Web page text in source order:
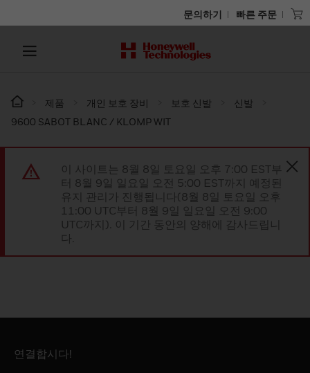
문의하기 빠른 주문
제품 개인 보호 장비 보호 신발
신발
9600 SABOT BLANC / KLOMP WIT
이 사이트는 8월 8일 토요일 오후 7:00 EST부
터 8월 9일 일요일 오전 5:00 EST까지 예정된
유지 관리가 진행됩니다(8월 8일 토요일 오후
11:00 UTC부터 8월 9일 일요일 오전 9:00
UTC까지). 이 기간 동안의 양해에 감사드립니
다.
연결합시다!